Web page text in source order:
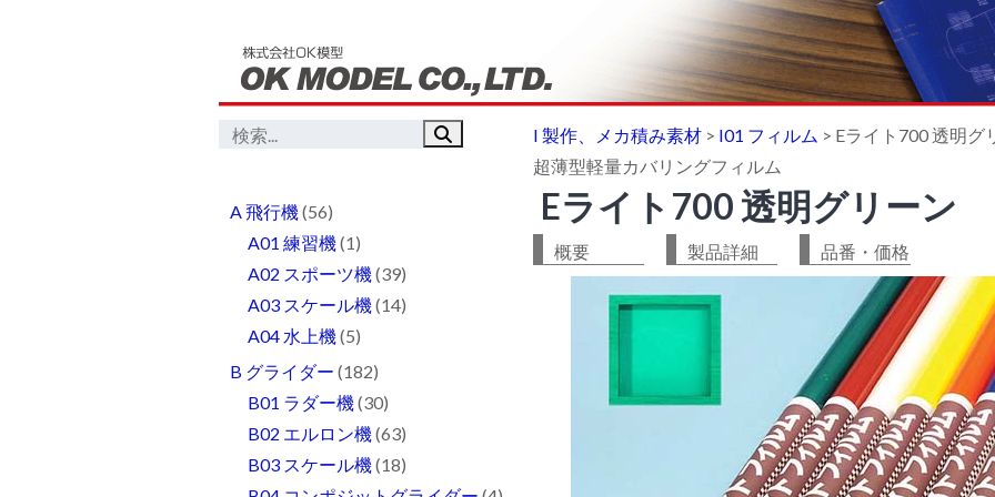
I 製作、メカ積み素材 > I01 フィルム > Eライト700 透明グ
超薄型軽量カバリングフィルム
Eライト700 透明グリーン
概要 製品詳細 品番・価格
A 飛行機(56)
A01 練習機(1)
A02 スポーツ機(39)
A03 スケール機(14)
A04 水上機(5)
B グライダー (182)
B01 ラダー機(30)
B02 エルロン機(63)
B03 スケール機(18)